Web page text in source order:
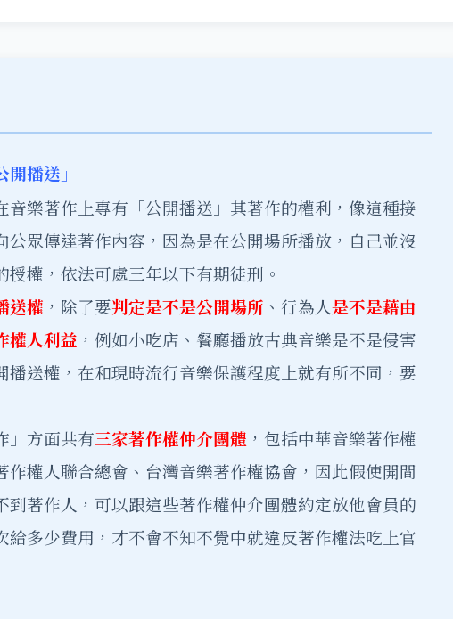
播送」
音樂著作上專有「公開播送」其著作的權利，像這種接
公眾傳達著作內容，因為是在公開場所播放，自己並沒
授權，依法可處三年以下有期徒刑。
送權 ，除了要判定是不是公開場所 、行為人是不是藉由
權人利益 ，例如小吃店、餐廳播放古典音樂是不是侵害
播送權，在和現時流行音樂保護程度上就有所不同，要
」方面共有三家著作權仲介團體 ，包括中華音樂著作權
作權人聯合總會、台灣音樂著作權協會，因此假使開間
到著作人，可以跟這些著作權仲介團體約定放他會員的
給多少費用，才不會不知不覺中就違反著作權法吃上官